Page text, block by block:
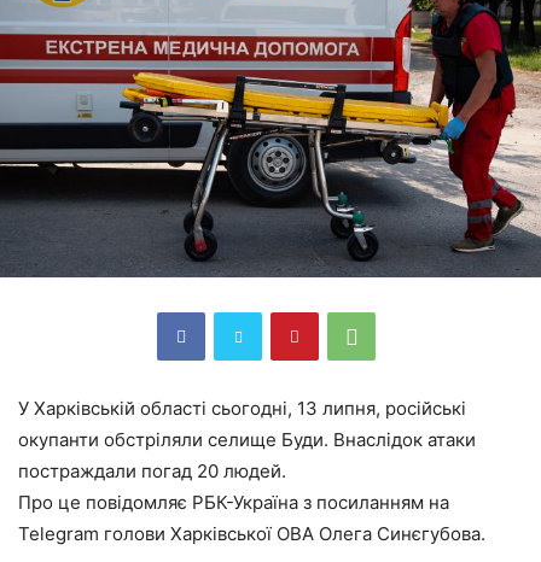
У Харківській області сьогодні, 13 липня, російські
окупанти обстріляли селище Буди. Внаслідок атаки
постраждали погад 20 людей.
Про це повідомляє РБК-Україна з посиланням на
Telegram голови Харківської ОВА Олега Синєгубова.